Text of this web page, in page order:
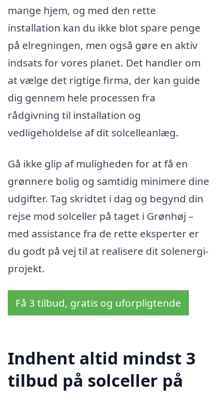
mange hjem, og med den rette
installation kan du ikke blot spare penge
på elregningen, men også gøre en aktiv
indsats for vores planet. Det handler om
at vælge det rigtige firma, der kan guide
dig gennem hele processen fra
rådgivning til installation og
vedligeholdelse af dit solcelleanlæg.
Gå ikke glip af muligheden for at få en
grønnere bolig og samtidig minimere dine
udgifter. Tag skridtet i dag og begynd din
rejse mod solceller på taget i Grønhøj –
med assistance fra de rette eksperter er
du godt på vej til at realisere dit solenergi-
projekt.
Få 3 tilbud, gratis og uforpligtende
Indhent altid mindst 3
tilbud på solceller på